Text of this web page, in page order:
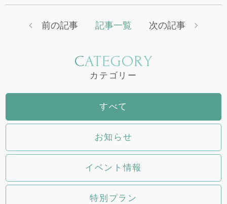
前の記事 記事一覧 次の記事
CATEGORY
カテゴリー
すべて
お知らせ
イベント情報
特別プラン